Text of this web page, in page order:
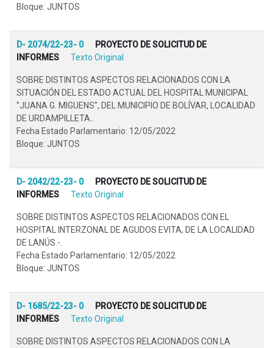
Bloque: JUNTOS
D- 2074/22-23- 0
PROYECTO DE SOLICITUD DE
INFORMES
Texto Original
SOBRE DISTINTOS ASPECTOS RELACIONADOS CON LA
SITUACIÓN DEL ESTADO ACTUAL DEL HOSPITAL MUNICIPAL
"JUANA G. MIGUENS", DEL MUNICIPIO DE BOLÍVAR, LOCALIDAD
DE URDAMPILLETA..
Fecha Estado Parlamentario: 12/05/2022
Bloque: JUNTOS
D- 2042/22-23- 0
PROYECTO DE SOLICITUD DE
INFORMES
Texto Original
SOBRE DISTINTOS ASPECTOS RELACIONADOS CON EL
HOSPITAL INTERZONAL DE AGUDOS EVITA, DE LA LOCALIDAD
DE LANÚS.-.
Fecha Estado Parlamentario: 12/05/2022
Bloque: JUNTOS
D- 1685/22-23- 0
PROYECTO DE SOLICITUD DE
INFORMES
Texto Original
SOBRE DISTINTOS ASPECTOS RELACIONADOS CON LA